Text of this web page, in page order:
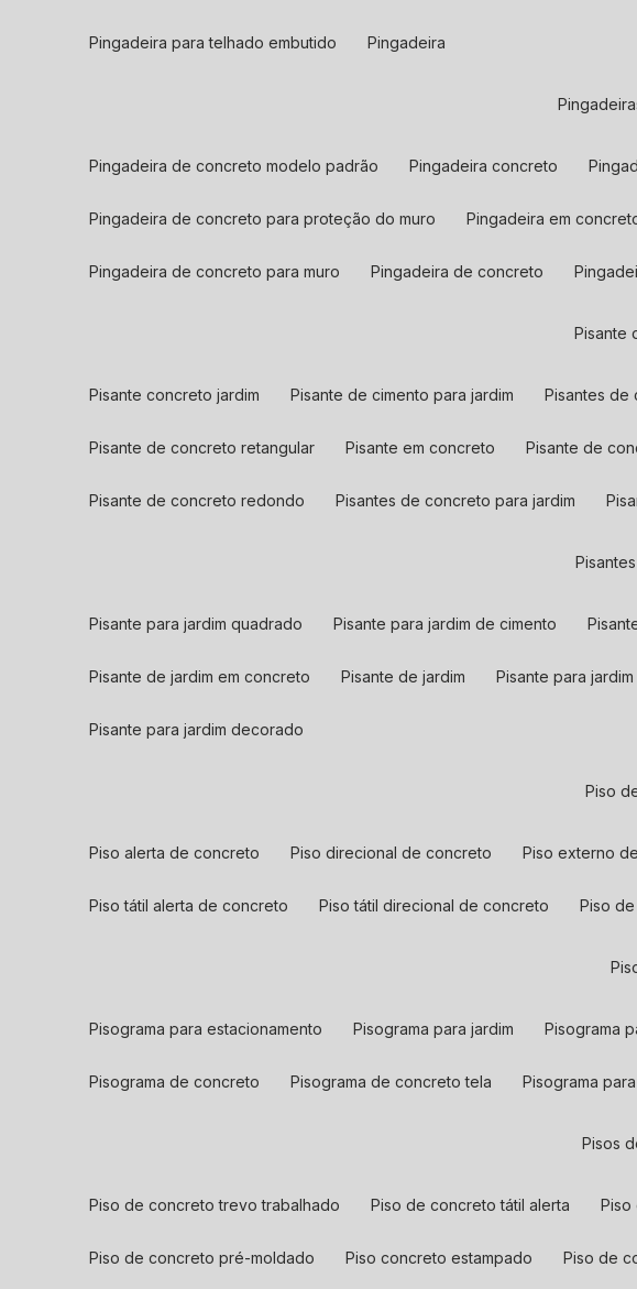
pingadeira para telhado embutido pingadeira
pingadeira de concreto modelo padrão pingadeira concreto
pingadeira de concreto para proteção do muro pingadeira em
pingadeira de concreto para muro pingadeira de concreto
pisante concreto jardim pisante de cimento para jardim pisantes
pisante de concreto retangular pisante em concreto pisante de
pisante de concreto redondo pisantes de concreto para jardim
pisante para jardim quadrado pisante para jardim de cimento
pisante de jardim em concreto pisante de jardim pisante para
pisante para jardim decorado
piso
piso alerta de concreto piso direcional de concreto piso externo
piso tátil alerta de concreto piso tátil direcional de concreto piso
pisograma para estacionamento pisograma para jardim pisograma
pisograma de concreto pisograma de concreto tela pisograma
pisos
piso de concreto trevo trabalhado piso de concreto tátil alerta
piso de concreto pré-moldado piso concreto estampado piso de